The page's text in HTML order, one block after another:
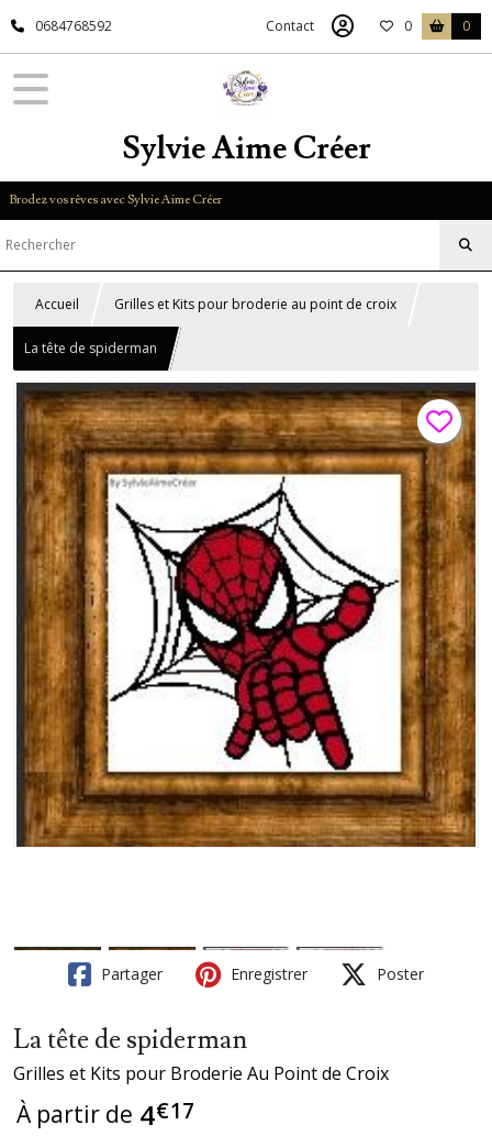
0684768592 Contact 0 0
Sylvie Aime Créer
Brodez vos rêves avec Sylvie Aime Créer
Accueil Grilles et Kits pour broderie au point de croix
La tête de spiderman
Partager Enregistrer Poster
La tête de spiderman
Grilles et Kits pour Broderie Au Point de Croix
À partir de 4€17